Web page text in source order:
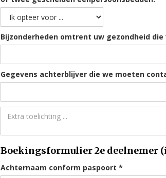
Bijzonderheden omtrent uw gezondheid
Gegevens achterblijver die we moeten
Boekingsformulier 2e deelnemer
Achternaam conform paspoort *